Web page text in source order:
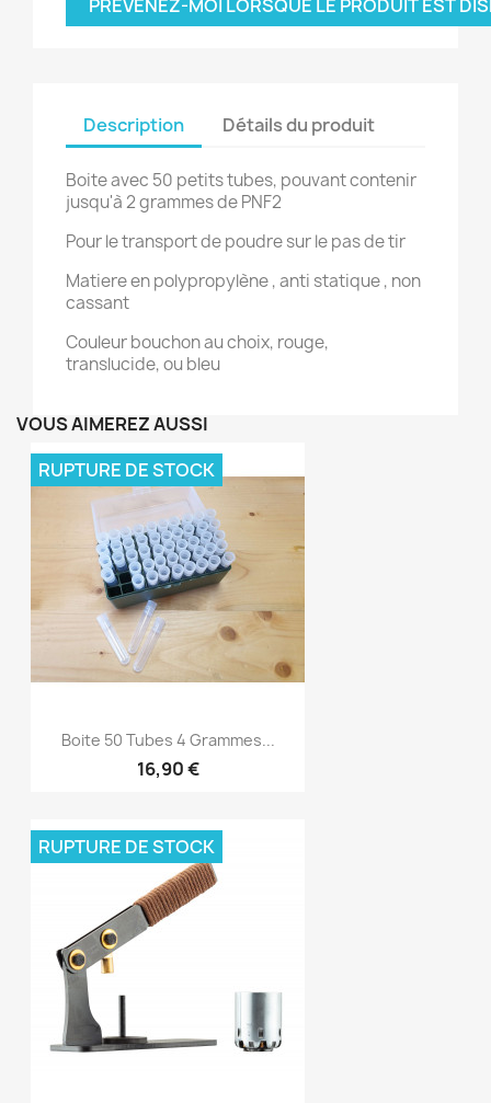
PRÉVENEZ-MOI LORSQUE LE PRODUIT EST
Description Détails du produit
Boite avec 50 petits tubes, pouvant contenir
jusqu'à 2 grammes de PNF2
Pour le transport de poudre sur le pas de tir
Matiere en polypropylène , anti statique , non
cassant
Couleur bouchon au choix, rouge,
translucide, ou bleu
VOUS AIMEREZ AUSSI
Boite 50 Tubes 4 Grammes...
16,90 €
RUPTURE DE STOCK
RUPTURE DE STOCK